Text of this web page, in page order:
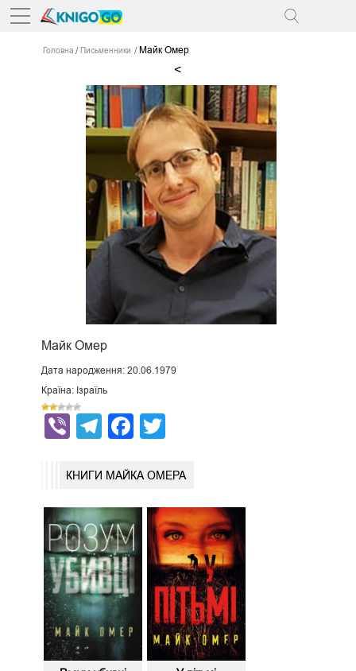
Головна Письменники Майк Омер
<
Майк Омер
Дата народження: 20.06.1979
Країна: Ізраїль
ViberTelegram
Facebook
КНИГИ МАЙКА ОМЕРА